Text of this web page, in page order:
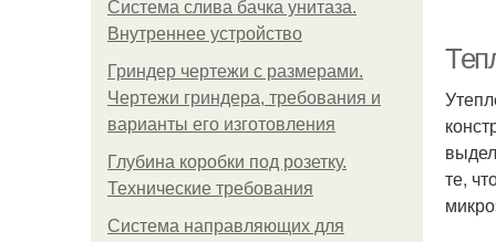
Система слива бачка унитаза.
Внутреннее устройство
Гриндер чертежи с размерами.
Чертежи гриндера, требования и
варианты его изготовления
Глубина коробки под розетку.
Технические требования
Система направляющих для
те,